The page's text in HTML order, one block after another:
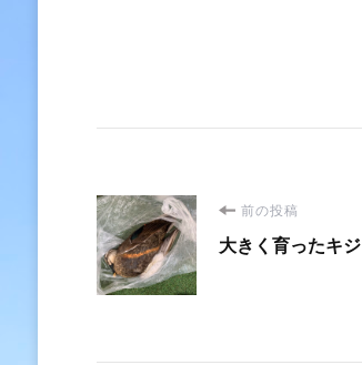
投
稿
前の投稿
大きく育ったキジ